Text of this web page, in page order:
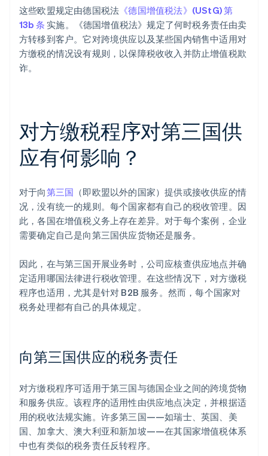
这些欧盟规定由德国税法 《德国增值税法》(UStG) 第
13b 条 实施。《德国增值税法》规定了何时税务责任由卖
方转移到客户。它对跨境供应以及某些国内销售中适用对
方缴税的情况设有规则，以保障税收收入并防止增值税欺
诈。
对方缴税程序对第三国供
应有何影响？
对于向第三国 （即欧盟以外的国家）提供或接收供应的情
况，没有统一的规则。每个国家都有自己的税收管理。因
此，各国在增值税义务上存在差异。对于每个案例，企业
需要确定自己是向第三国供应货物还是服务。
因此，在与第三国开展业务时，公司应核查供应地点并确
定适用哪国法律进行税收管理。在这些情况下，对方缴税
程序也适用，尤其是针对 B2B 服务。然而，每个国家对
税务处理都有自己的具体规定。
向第三国供应的税务责任
对方缴税程序可适用于第三国与德国企业之间的跨境货物
和服务供应。该程序的适用性由供应地点决定，并根据适
用的税收法规实施。许多第三国——如瑞士、英国、美
国、加拿大、澳大利亚和新加坡——在其国家增值税体系
中也有类似的税务责任反转程序。